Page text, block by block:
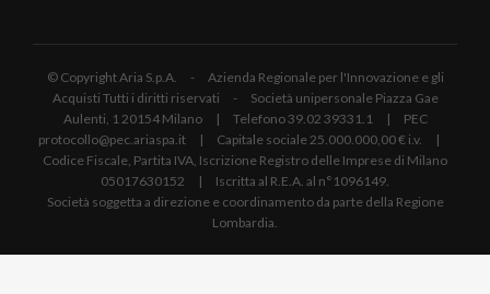
© Copyright Aria S.p.A. - Azienda Regionale per l'Innovazione e gli
Acquisti Tutti i diritti riservati - Società unipersonale Piazza Gae
Aulenti, 1 20154 Milano | Telefono 39.02 39331.1 | PEC
protocollo@pec.ariaspa.it | Capitale sociale 25.000.000,00 € i.v. |
Codice Fiscale, Partita IVA, Iscrizione Registro delle Imprese di Milano
05017630152 | Iscritta al R.E.A. al n°1096149.
Società soggetta a direzione e coordinamento da parte della Regione
Lombardia.